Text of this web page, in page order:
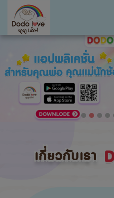
เกี่ยวกับเรา